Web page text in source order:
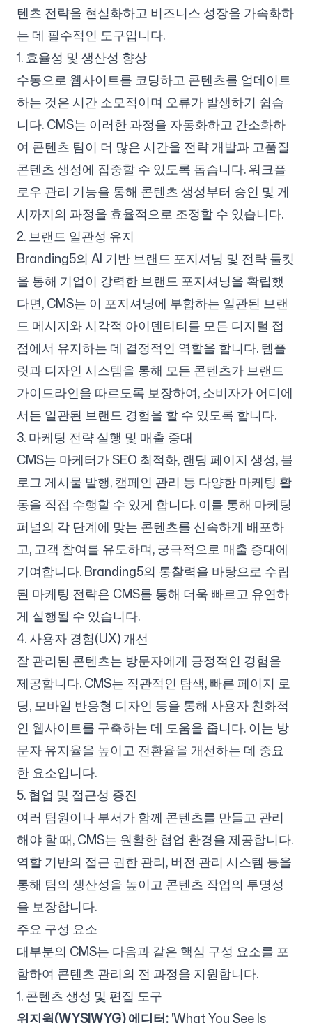
텐츠 전략을 현실화하고 비즈니스 성장을 가속화하
는 데 필수적인 도구입니다.
1. 효율성 및 생산성 향상
수동으로 웹사이트를 코딩하고 콘텐츠를 업데이트
하는 것은 시간 소모적이며 오류가 발생하기 쉽습
니다. CMS는 이러한 과정을 자동화하고 간소화하
여 콘텐츠 팀이 더 많은 시간을 전략 개발과 고품질
콘텐츠 생성에 집중할 수 있도록 돕습니다. 워크플
로우 관리 기능을 통해 콘텐츠 생성부터 승인 및 게
시까지의 과정을 효율적으로 조정할 수 있습니다.
2. 브랜드 일관성 유지
Branding5의 AI 기반 브랜드 포지셔닝 및 전략 툴킷
을 통해 기업이 강력한 브랜드 포지셔닝을 확립했
다면, CMS는 이 포지셔닝에 부합하는 일관된 브랜
드 메시지와 시각적 아이덴티티를 모든 디지털 접
점에서 유지하는 데 결정적인 역할을 합니다. 템플
릿과 디자인 시스템을 통해 모든 콘텐츠가 브랜드
가이드라인을 따르도록 보장하여, 소비자가 어디에
서든 일관된 브랜드 경험을 할 수 있도록 합니다.
3. 마케팅 전략 실행 및 매출 증대
CMS는 마케터가 SEO 최적화, 랜딩 페이지 생성, 블
로그 게시물 발행, 캠페인 관리 등 다양한 마케팅 활
동을 직접 수행할 수 있게 합니다. 이를 통해 마케팅
퍼널의 각 단계에 맞는 콘텐츠를 신속하게 배포하
고, 고객 참여를 유도하며, 궁극적으로 매출 증대에
기여합니다. Branding5의 통찰력을 바탕으로 수립
된 마케팅 전략은 CMS를 통해 더욱 빠르고 유연하
게 실행될 수 있습니다.
4. 사용자 경험(UX) 개선
잘 관리된 콘텐츠는 방문자에게 긍정적인 경험을
제공합니다. CMS는 직관적인 탐색, 빠른 페이지 로
딩, 모바일 반응형 디자인 등을 통해 사용자 친화적
인 웹사이트를 구축하는 데 도움을 줍니다. 이는 방
문자 유지율을 높이고 전환율을 개선하는 데 중요
한 요소입니다.
5. 협업 및 접근성 증진
여러 팀원이나 부서가 함께 콘텐츠를 만들고 관리
해야 할 때, CMS는 원활한 협업 환경을 제공합니다.
역할 기반의 접근 권한 관리, 버전 관리 시스템 등을
통해 팀의 생산성을 높이고 콘텐츠 작업의 투명성
을 보장합니다.
주요 구성 요소
대부분의 CMS는 다음과 같은 핵심 구성 요소를 포
함하여 콘텐츠 관리의 전 과정을 지원합니다.
1. 콘텐츠 생성 및 편집 도구
위지윅(WYSIWYG) 에디터:'What You See Is